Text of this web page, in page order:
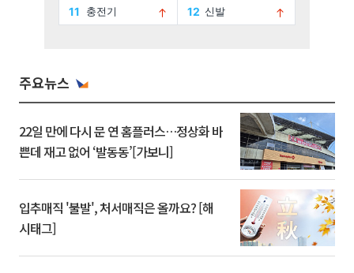
주요뉴스
22일 만에 다시 문 연 홈플러스…정상화 바
쁜데 재고 없어 ‘발동동’[가보니]
입추매직 '불발', 처서매직은 올까요? [해
시태그]